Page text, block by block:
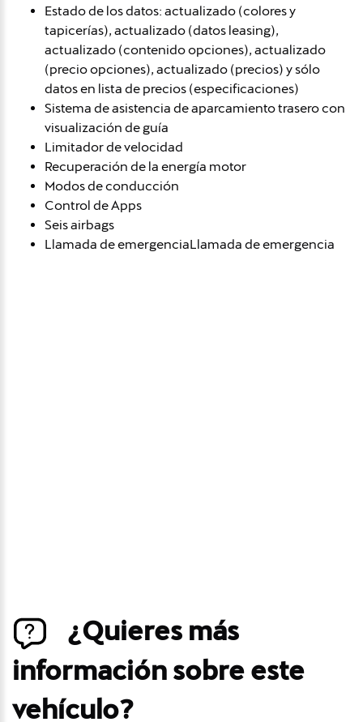
Estado de los datos: actualizado (colores y
tapicerías), actualizado (datos leasing),
actualizado (contenido opciones), actualizado
(precio opciones), actualizado (precios) y sólo
datos en lista de precios (especificaciones)
Sistema de asistencia de aparcamiento trasero con
visualización de guía
Limitador de velocidad
Recuperación de la energía motor
Modos de conducción
Control de Apps
Seis airbags
Llamada de emergenciaLlamada de emergencia
¿Quieres más
información sobre este
vehículo?